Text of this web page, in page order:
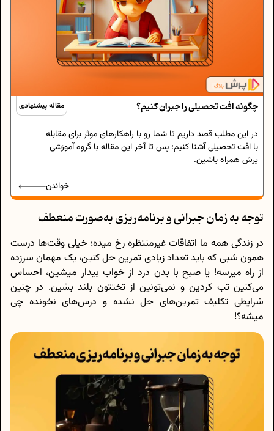
مقاله پیشنهادی چگونه افت تحصیلی را جبران کنیم؟
در این مطلب قصد داریم تا شما رو با راهکارهای موثر برای مقابله
با افت تحصیلی آشنا کنیم؛ پس تا آخر این مقاله با گروه آموزشی
پرش همراه باشین.
خواندن
توجه به زمان جبرانی و برنامه‌ریزی به‌صورت منعطف
در زندگی همه ما اتفاقات غیرمنتظره رخ میده؛ خیلی وقت‌ها درست
همون شبی که باید تعداد زیادی تمرین حل کنین، یک مهمان سرزده
از راه میرسه! یا صبح با بدن درد از خواب بیدار میشین، احساس
می‌کنین تب کردین و نمی‌تونین از تختتون بلند بشین. در چنین
شرایطی تکلیف تمرین‌های حل نشده و درس‌های نخونده چی
میشه؟!